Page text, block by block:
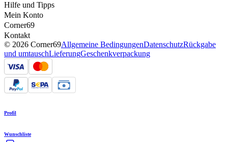
Hilfe und Tipps
Mein Konto
Corner69
Kontakt
© 2026 Corner69Allgemeine BedingungenDatenschutzRückgabe
und umtauschLieferungGeschenkverpackung
Profil
Wunschliste